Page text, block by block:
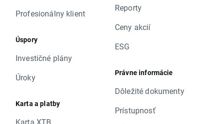
Profesionálny klient
Úspory
Investičné plány
Úroky
Karta a platby
Karta XTB
Reporty
Ceny akcií
ESG
Právne informácie
Dôležité dokumenty
Prístupnosť